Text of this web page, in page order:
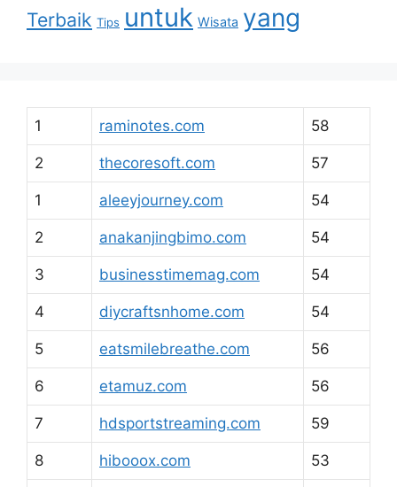
Terbaik Tips untuk Wisata yang
1 raminotes.com 58
2 thecoresoft.com 57
1 aleeyjourney.com 54
2 anakanjingbimo.com 54
3 businesstimemag.com 54
4 diycraftsnhome.com 54
5 eatsmilebreathe.com 56
6 etamuz.com 56
7 hdsportstreaming.com 59
8 hibooox.com 53